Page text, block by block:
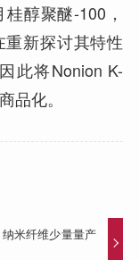
醇聚醚-100，
新探讨其特性
此将Nonion K-
品化。
米纤维少量量产